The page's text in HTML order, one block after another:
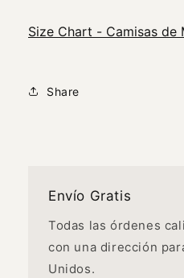
Size Chart - Camisas de
Share
Envío Gratis
Todas las órdenes
con una dirección
Unidos.